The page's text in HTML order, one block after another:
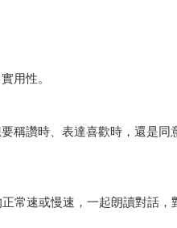
用性。
稱讚時、表達喜歡時，還是
速或慢速，一起朗讀對話，